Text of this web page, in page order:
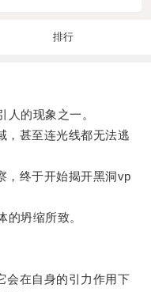
排行
的现象之一。
甚至连光线都无法逃
终于开始揭开黑洞vp
坍缩所致。
在自身的引力作用下